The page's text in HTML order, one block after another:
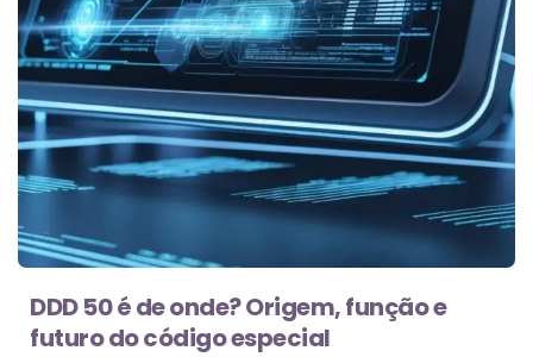
DDD 50 é de onde? Origem, função e
futuro do código especial